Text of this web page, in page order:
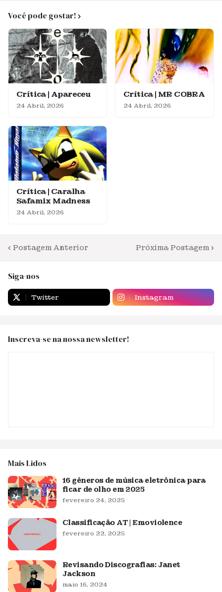
Você pode gostar!
Crítica | Apareceu
24 Abril, 2026
Crítica | MR COBRA
24 Abril, 2026
Crítica | Caralha
Safamix Madness
24 Abril, 2026
Postagem Anterior Próxima Postagem
Siga-nos
Twitter Instagram
Inscreva-se na nossa newsletter!
Mais Lidos
16 gêneros de música eletrônica para
ficar de olho em 2025
fevereiro 24, 2025
Classificação AT | Emoviolence
fevereiro 22, 2025
Revisando Discografias: Janet
Jackson
maio 16, 2024